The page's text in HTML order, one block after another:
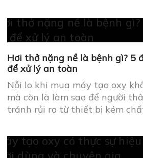
Máy tạo oxy có thực sự hiệu
người dùng và chuyên gia
Nỗi lo khi mua máy tạo oxy
mà còn là làm sao để người
tránh rủi ro từ thiết bị kém
máy, câu hỏi hay gặp
Nỗi lo khi mua máy tạo oxy